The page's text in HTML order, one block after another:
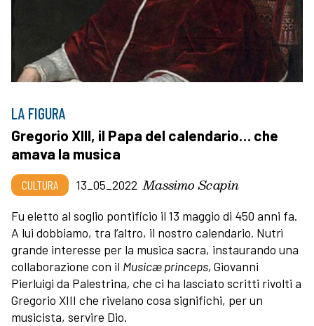
LA FIGURA
Gregorio XIII, il Papa del calendario… che
amava la musica
CULTURA 13_05_2022 Massimo Scapin
Fu eletto al soglio pontificio il 13 maggio di 450 anni fa.
A lui dobbiamo, tra l’altro, il nostro calendario. Nutrì
grande interesse per la musica sacra, instaurando una
collaborazione con il Musicæprinceps, Giovanni
Pierluigi da Palestrina, che ci ha lasciato scritti rivolti a
Gregorio XIII che rivelano cosa significhi, per un
musicista, servire Dio.